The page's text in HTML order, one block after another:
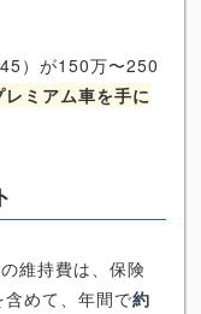
）が150万〜250
ミアム車を手に
維持費は、保険
めて、年間で約